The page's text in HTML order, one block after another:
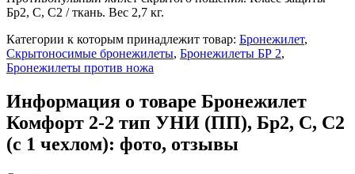
Бр2, С, С2 / ткань. Вес 2,7 кг.
Категории к которым принадлежит товар: Бронежилет,
Скрытоносимые бронежилеты, Бронежилеты БР 2,
Бронежилеты против ножа
Информация о товаре Бронежилет
Комфорт 2-2 тип УНИ (ПП), Бр2, С, С2
(с 1 чехлом): фото, отзывы